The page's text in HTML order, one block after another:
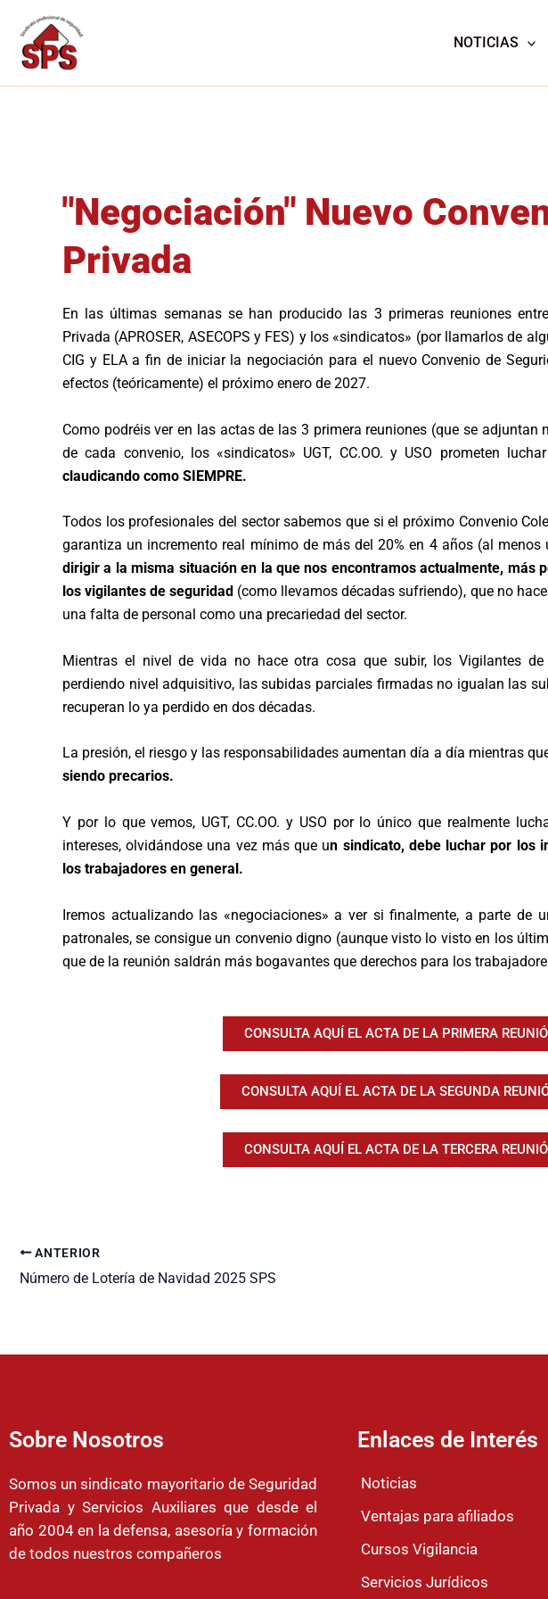
contenido
NOTICIAS
"Negociación" Nuevo
Privada
En las últimas semanas se han producido las 3 primeras reuniones
Privada (APROSER, ASECOPS y FES) y los «sindicatos» (por llamarlos de
CIG y ELA a fin de iniciar la negociación para el nuevo Convenio de
efectos (teóricamente) el próximo enero de 2027.
Como podréis ver en las actas de las 3 primera reuniones (que se
de cada convenio, los «sindicatos» UGT, CC.OO. y USO prometen
claudicando como SIEMPRE.
Todos los profesionales del sector sabemos que si el próximo Convenio
garantiza un incremento real mínimo de más del 20% en 4 años (al menos
dirigir a la misma situación en la que nos encontramos actualmente, más
los vigilantes de seguridad (como llevamos décadas sufriendo), que no
una falta de personal como una precariedad del sector.
Mientras el nivel de vida no hace otra cosa que subir, los Vigilantes
perdiendo nivel adquisitivo, las subidas parciales firmadas no igualan las
recuperan lo ya perdido en dos décadas.
La presión, el riesgo y las responsabilidades aumentan día a día mientras
siendo precarios.
Y por lo que vemos, UGT, CC.OO. y USO por lo único que realmente
intereses, olvidándose una vez más que un sindicato, debe luchar por los
los trabajadores en general.
Iremos actualizando las «negociaciones» a ver si finalmente, a parte de
patronales, se consigue un convenio digno (aunque visto lo visto en los
que de la reunión saldrán más bogavantes que derechos para los
CONSULTA AQUÍ EL ACTA DE LA PRIMERA
CONSULTA AQUÍ EL ACTA DE LA SEGUNDA
CONSULTA AQUÍ EL ACTA DE LA TERCERA
ANTERIOR
Número de Lotería de Navidad 2025 SPS
Sobre Nosotros
Somos un sindicato mayoritario de Seguridad
Privada y Servicios Auxiliares que desde el
año 2004 en la defensa, asesoría y formación
de todos nuestros compañeros
Enlaces de Interés
Noticias
Ventajas para afiliados
Cursos Vigilancia
Servicios Jurídicos